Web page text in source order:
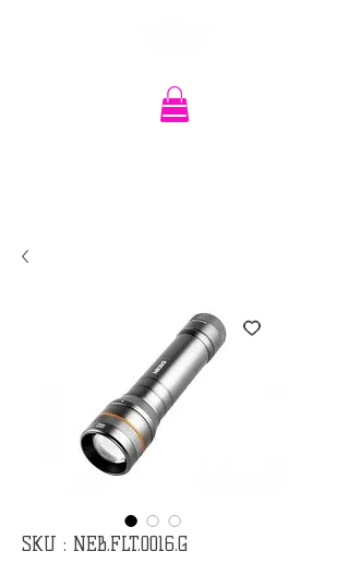
SKU : NEB.FLT.0016.G